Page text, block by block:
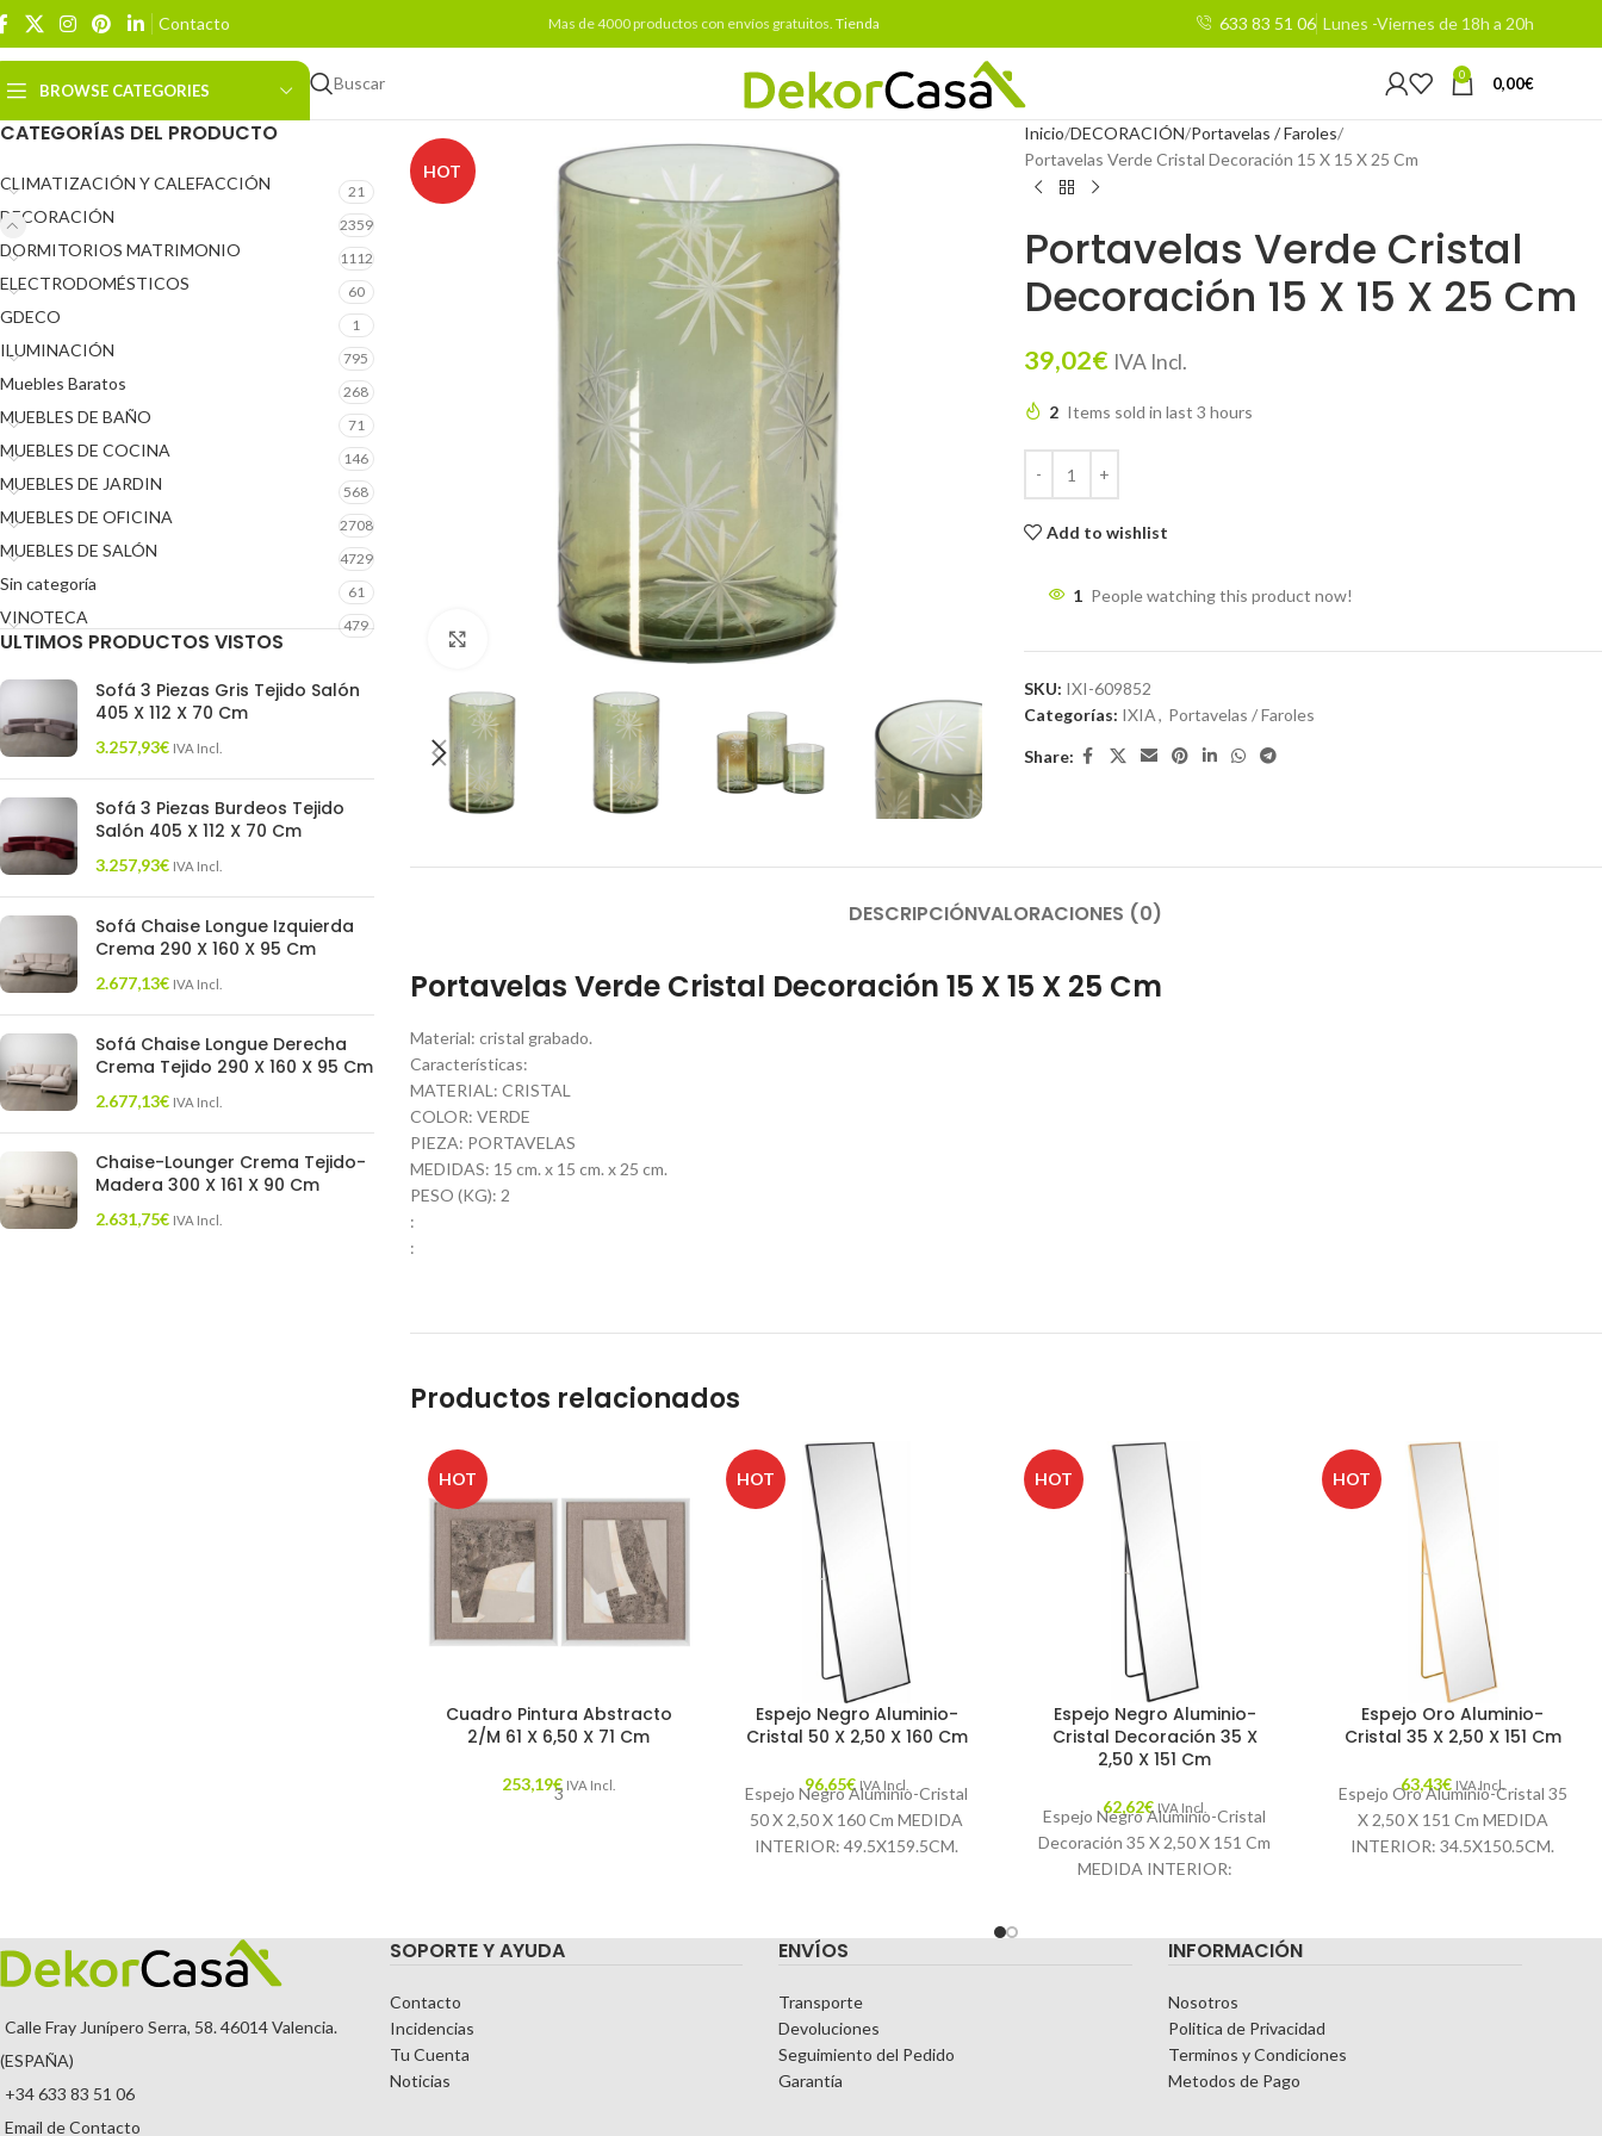
Contacto Mas de 4000 productos con envíos gratuitos. Tienda 633 83 51 06 Lunes -Viernes de 18h a 20h
BROWSE CATEGORIES Buscar 0 0,00€
CATEGORÍAS DEL PRODUCTO
CLIMATIZACIÓN Y CALEFACCIÓN 21
DECORACIÓN 2359
DORMITORIOS MATRIMONIO 1112
ELECTRODOMÉSTICOS 60
GDECO 1
ILUMINACIÓN 795
Muebles Baratos 268
MUEBLES DE BAÑO 71
MUEBLES DE COCINA 146
MUEBLES DE JARDIN 568
MUEBLES DE OFICINA 2708
MUEBLES DE SALÓN 4729
Sin categoría 61
VINOTECA 479
ULTIMOS PRODUCTOS VISTOS
Sofá 3 Piezas Gris Tejido Salón
405 X 112 X 70 Cm
3.257,93€ IVA Incl.
Sofá 3 Piezas Burdeos Tejido
Salón 405 X 112 X 70 Cm
3.257,93€ IVA Incl.
Sofá Chaise Longue Izquierda
Crema 290 X 160 X 95 Cm
2.677,13€ IVA Incl.
Sofá Chaise Longue Derecha
Crema Tejido 290 X 160 X 95 Cm
2.677,13€ IVA Incl.
Chaise-Lounger Crema Tejido-
Madera 300 X 161 X 90 Cm
2.631,75€ IVA Incl.
HOT
Click to enlarge
Inicio DECORACIÓN Portavelas / Faroles
Portavelas Verde Cristal Decoración 15 X 15 X 25 Cm
Portavelas Verde Cristal
Decoración 15 X 15 X 25 Cm
39,02€ IVA Incl.
2 Items sold in last 3 hours
Add to wishlist
1 People watching this product now!
SKU: IXI-609852
Categorías: IXIA, Portavelas / Faroles
Share:
DESCRIPCIÓNVALORACIONES (0)
Portavelas Verde Cristal Decoración 15 X 15 X 25 Cm
Material: cristal grabado.
Características:
MATERIAL: CRISTAL
COLOR: VERDE
PIEZA: PORTAVELAS
MEDIDAS: 15 cm. x 15 cm. x 25 cm.
PESO (KG): 2
:
:
Productos relacionados
HOT
Cuadro Pintura Abstracto
2/M 61 X 6,50 X 71 Cm
253,19€ IVA Incl.
3
HOT
Espejo Negro Aluminio-
Cristal 50 X 2,50 X 160 Cm
96,65€ IVA Incl.
Espejo Negro Aluminio-Cristal
50 X 2,50 X 160 Cm MEDIDA
INTERIOR: 49.5X159.5CM.
COLOR: NEGRO PIEZA:
HOT
Espejo Negro Aluminio-
Cristal Decoración 35 X
2,50 X 151 Cm
62,62€ IVA Incl.
Espejo Negro Aluminio-Cristal
Decoración 35 X 2,50 X 151 Cm
MEDIDA INTERIOR:
CRISTAL TEMPORADA:
HOT
Espejo Oro Aluminio-
Cristal 35 X 2,50 X 151 Cm
63,43€ IVA Incl.
Espejo Oro Aluminio-Cristal 35
X 2,50 X 151 Cm MEDIDA
INTERIOR: 34.5X150.5CM.
Calle Fray Junípero Serra, 58. 46014 Valencia.
(ESPAÑA)
+34 633 83 51 06
Email de Contacto
SOPORTE Y AYUDA
Contacto
Incidencias
Tu Cuenta
Noticias
ENVÍOS
Transporte
Devoluciones
Seguimiento del Pedido
Garantía
INFORMACIÓN
Nosotros
Politica de Privacidad
Terminos y Condiciones
Metodos de Pago